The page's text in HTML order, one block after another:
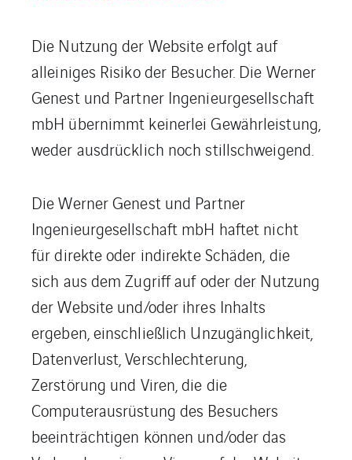
Die Nutzung der Website erfolgt auf
alleiniges Risiko der Besucher. Die Werner
Genest und Partner Ingenieurgesellschaft
mbH übernimmt keinerlei Gewährleistung,
weder ausdrücklich noch stillschweigend.
Die Werner Genest und Partner
Ingenieurgesellschaft mbH haftet nicht
für direkte oder indirekte Schäden, die
sich aus dem Zugriff auf oder der Nutzung
der Website und/oder ihres Inhalts
ergeben, einschließlich Unzugänglichkeit,
Datenverlust, Verschlechterung,
Zerstörung und Viren, die die
Computerausrüstung des Besuchers
beeinträchtigen können und/oder das